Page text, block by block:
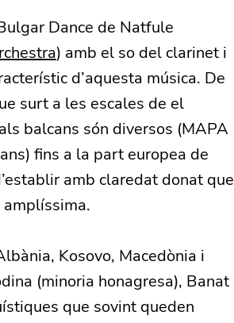
Dance de Natfule
) amb el so del clarinet i
d’aquesta música. De
surt a les escales de el
balcans són diversos (MAPA
fins a la part europea de
amb claredat donat que
Kosovo, Macedònia i
(minoria honagresa), Banat
que sovint queden